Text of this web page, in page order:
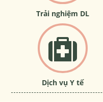
Trải nghiệm DL
Dịch vụ Y tế